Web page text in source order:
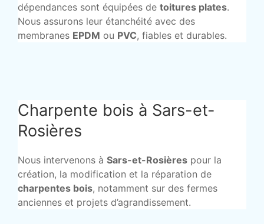
dépendances sont équipées de toitures plates.
Nous assurons leur étanchéité avec des
membranes EPDM ou PVC, fiables et durables.
Charpente bois à Sars-et-
Rosières
Nous intervenons à Sars-et-Rosières pour la
création, la modification et la réparation de
charpentes bois, notamment sur des fermes
anciennes et projets d’agrandissement.